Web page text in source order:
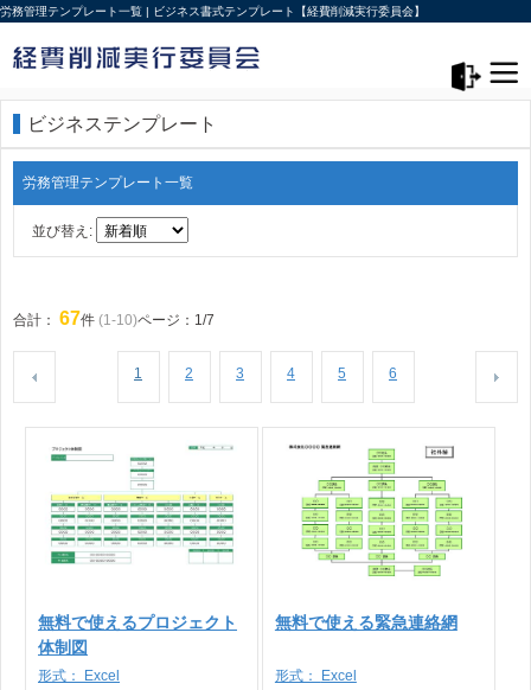
労務管理テンプレート一覧 | ビジネス書式テンプレート【経費削減実行委員会】
ビジネステンプレート
労務管理テンプレート一覧
並び替え:
合計： 67件 (1-10)ページ：1/7
1 2 3 4 5 6
無料で使えるプロジェクト
体制図
形式： Excel
無料で使える緊急連絡網
形式： Excel